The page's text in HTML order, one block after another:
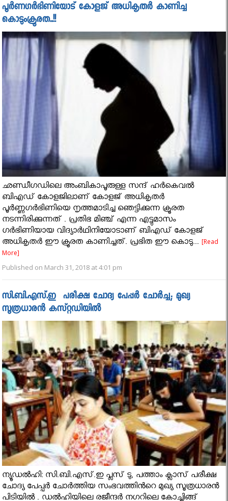
പൂർണഗർഭിണിയോട് കോളജ് അധികൃതർ കാണിച്ച
കൊടുംക്രൂരത..!!
ഛണ്ഡീഗഡിലെ അംബികാപൂരുള്ള സന്ദ് ഹർകെവൽ
ബിഎഡ് കോളജിലാണ് കോളജ് അധികൃതർ
പൂർണ്ണഗർഭിണിയെ നൃത്തമാടിച്ച ഞെട്ടിക്കുന്ന ക്രൂരത
നടന്നിരിക്കുന്നത് . പ്രതിഭ മിഞ്ച് എന്ന എട്ടുമാസം
ഗർഭിണിയായ വിദ്യാർഥിനിയോടാണ് ബിഎഡ് കോളജ്
അധികൃതർ ഈ ക്രൂരത കാണിച്ചത്. പ്രഭിത ഈ കൊടു...[Read
More]
Published on March 31, 2018 at 4:01 pm
സി.ബി.എസ്​.ഇ ​ പരീക്ഷ ചോദ്യ പേപ്പർ ചോർച്ച; മുഖ്യ
സൂത്രധാരൻ കസ്​റ്റഡിയിൽ
ന്യൂഡൽഹി: സി.ബി.എസ്​.ഇ പ്ലസ്​ ടു, പത്താം ക്ലാസ്​ പരീക്ഷ
ചോദ്യ പേപ്പർ ചോർത്തിയ സംഭവത്തിൻറെ മുഖ്യ സൂത്രധാരൻ